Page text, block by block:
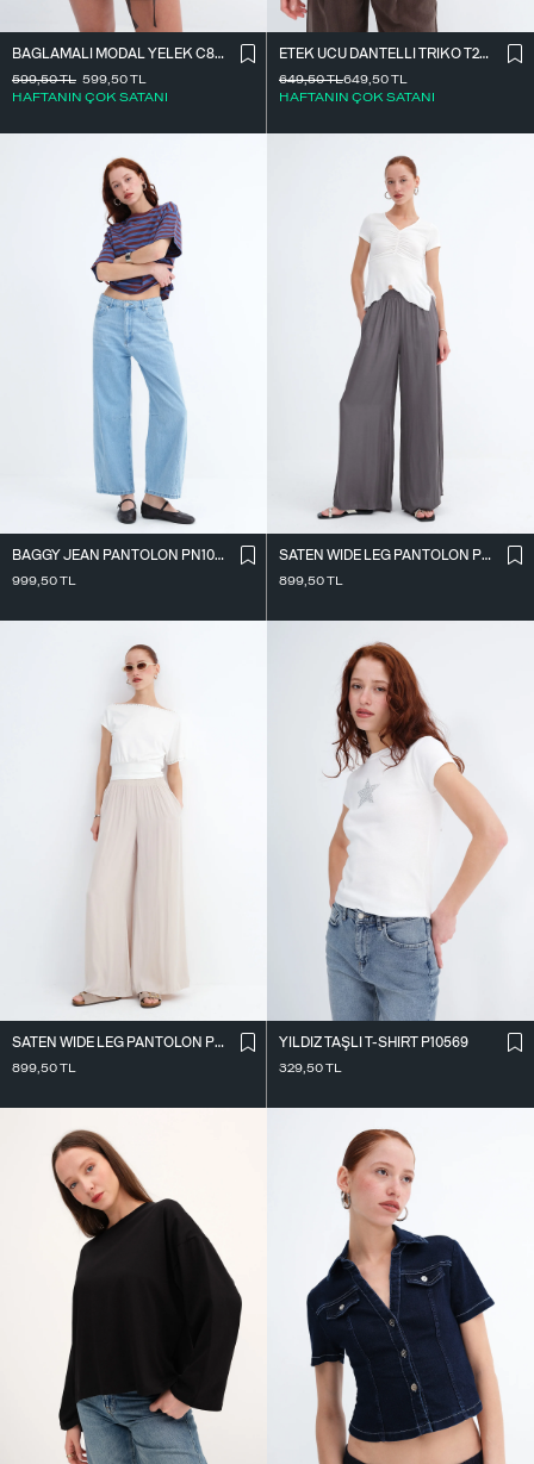
BAĞLAMALI MODAL YELEK C8021
599,50TL
HAFTANIN ÇOK SATANI
599,50TL
ETEK UCU DANTELLI TRIKO T261025
649,50TL
HAFTANIN ÇOK SATANI
649,50TL
BAGGY JEAN PANTOLON PN10027
999,50TL
SATEN WIDE LEG PANTOLON PN17298
899,50TL
SATEN WIDE LEG PANTOLON PN17298
899,50TL
YILDIZ TAŞLI T-SHIRT P10569
329,50TL